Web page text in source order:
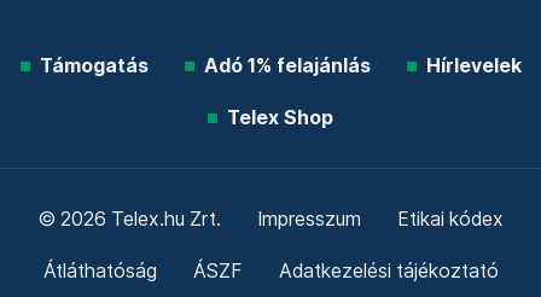
Támogatás Adó 1% felajánlás Hírlevelek
Telex Shop
© 2026 Telex.hu Zrt. Impresszum Etikai kódex
Átláthatóság ÁSZF Adatkezelési tájékoztató